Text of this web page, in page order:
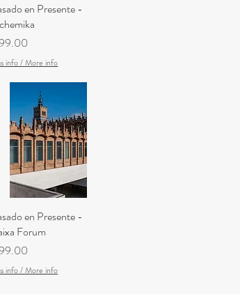
Quick View
en Presente -
info / More info
Quick View
en Presente -
Forum
info / More info